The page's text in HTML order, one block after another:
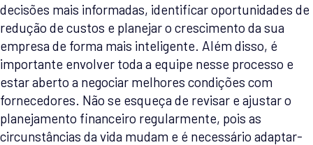
decisões mais informadas, identificar oportunidades de
redução de custos e planejar o crescimento da sua
empresa de forma mais inteligente. Além disso, é
importante envolver toda a equipe nesse processo e
estar aberto a negociar melhores condições com
fornecedores. Não se esqueça de revisar e ajustar o
planejamento financeiro regularmente, pois as
circunstâncias da vida mudam e é necessário adaptar-